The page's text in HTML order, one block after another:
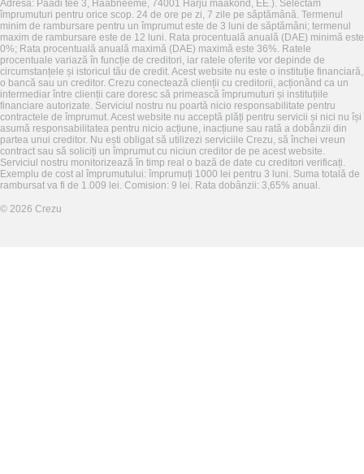
Adresă: Paadi tee 3, Haabneeme, 74001 Harju maakond, EE.). Selectăm
împrumuturi pentru orice scop. 24 de ore pe zi, 7 zile pe săptămână. Termenul
minim de rambursare pentru un împrumut este de 3 luni de săptămâni; termenul
maxim de rambursare este de 12 luni. Rata procentuală anuală (DAE) minimă este
0%; Rata procentuală anuală maximă (DAE) maximă este 36%. Ratele
procentuale variază în funcție de creditori, iar ratele oferite vor depinde de
circumstanțele și istoricul tău de credit. Acest website nu este o instituție financiară,
o bancă sau un creditor. Crezu conectează clienții cu creditorii, acționând ca un
intermediar între clienții care doresc să primească împrumuturi și instituțiile
financiare autorizate. Serviciul nostru nu poartă nicio responsabilitate pentru
contractele de împrumut. Acest website nu acceptă plăți pentru servicii și nici nu își
asumă responsabilitatea pentru nicio acțiune, inacțiune sau rată a dobânzii din
partea unui creditor. Nu ești obligat să utilizezi serviciile Crezu, să închei vreun
contract sau să soliciți un împrumut cu niciun creditor de pe acest website.
Serviciul nostru monitorizează în timp real o bază de date cu creditori verificați.
Exemplu de cost al împrumutului: împrumuți 1000 lei pentru 3 luni. Suma totală de
rambursat va fi de 1.009 lei. Comision: 9 lei. Rata dobânzii: 3,65% anual.
© 2026 Crezu